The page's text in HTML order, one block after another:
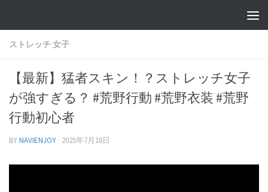
ストレッチ 女子
【最新】猛者スキン！？ストレッチ女子
が強すぎる？ #荒野行動 #荒野衣装 #荒野
行動初心者
BYNAVIENJOY · 2025年7月18日